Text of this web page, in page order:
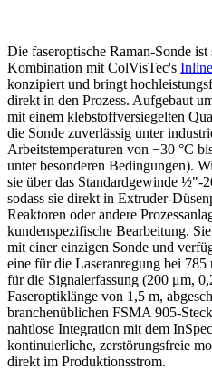
Die faseroptische Raman-Sonde
Kombination mit ColVisTec's
konzipiert und bringt
direkt in den Prozess. Aufgebaut
mit einem klebstoffversiegelten
die Sonde zuverlässig unter
Arbeitstemperaturen von −30 °C
unter besonderen Bedingungen).
sie über das Standardgewinde
sodass sie direkt in Extruder-
Reaktoren oder andere
kundenspezifische Bearbeitung.
mit einer einzigen Sonde und
eine für die Laseranregung bei
für die Signalerfassung (200 μm,
Faseroptiklänge von 1,5 m,
branchenüblichen FSMA 905-
nahtlose Integration mit dem
kontinuierliche, zerstörungsfreie
direkt im Produktionsstrom.